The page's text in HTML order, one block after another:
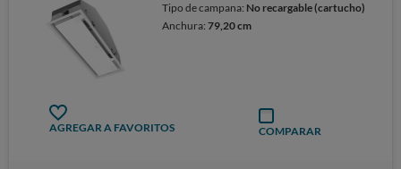
Tipo de campana: No recargable (cartucho)
Anchura:79,20 cm
AGREGAR A FAVORITOS COMPARAR